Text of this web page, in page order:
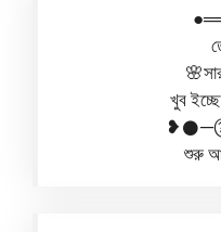
খুব
শুরু